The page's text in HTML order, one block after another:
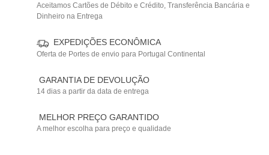
Aceitamos Cartões de Débito e Crédito, Transferência Bancária e
Dinheiro na Entrega
EXPEDIÇÕES ECONÔMICA
Oferta de Portes de envio para Portugal Continental
GARANTIA DE DEVOLUÇÃO
14 dias a partir da data de entrega
MELHOR PREÇO GARANTIDO
A melhor escolha para preço e qualidade